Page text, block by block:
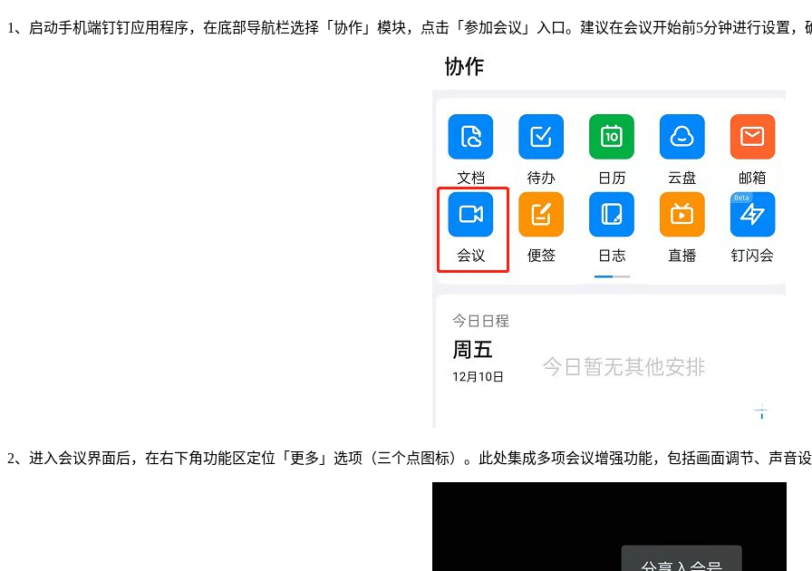
1、启动手机端钉钉应用程序，在底部导航栏选择「协作」模块，点击「参加会议」入口。建议在会议开始前5分钟进行设置，
2、进入会议界面后，在右下角功能区定位「更多」选项（三个点图标）。此处集成多项会议增强功能，包括画面调节、声音设